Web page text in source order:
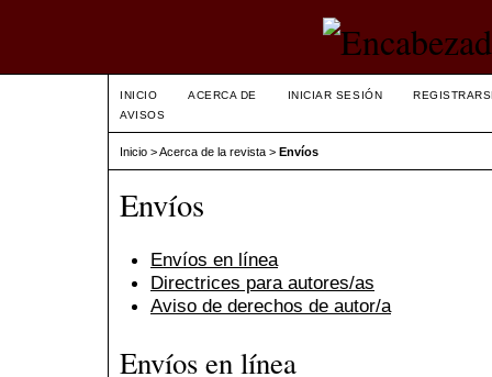
INICIO ACERCA DE INICIAR SESIÓN
AVISOS
Inicio >Acerca de la revista > Envíos
Envíos
Envíos en línea
Directrices para autores/as
Aviso de derechos de autor/a
Envíos en línea